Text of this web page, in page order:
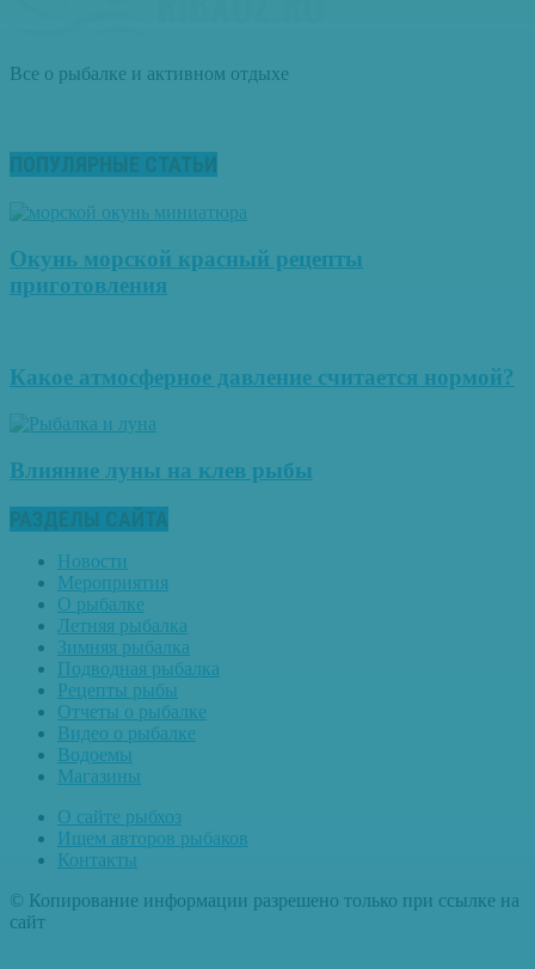
Все о рыбалке и активном отдыхе
ПОПУЛЯРНЫЕ СТАТЬИ
Окунь морской красный рецепты
приготовления
Какое атмосферное давление считается нормой?
Влияние луны на клев рыбы
РАЗДЕЛЫ САЙТА
Новости
Мероприятия
О рыбалке
Летняя рыбалка
Зимняя рыбалка
Подводная рыбалка
Рецепты рыбы
Отчеты о рыбалке
Видео о рыбалке
Водоемы
Магазины
О сайте рыбхоз
Ищем авторов рыбаков
Контакты
© Копирование информации разрешено только при ссылке на
сайт